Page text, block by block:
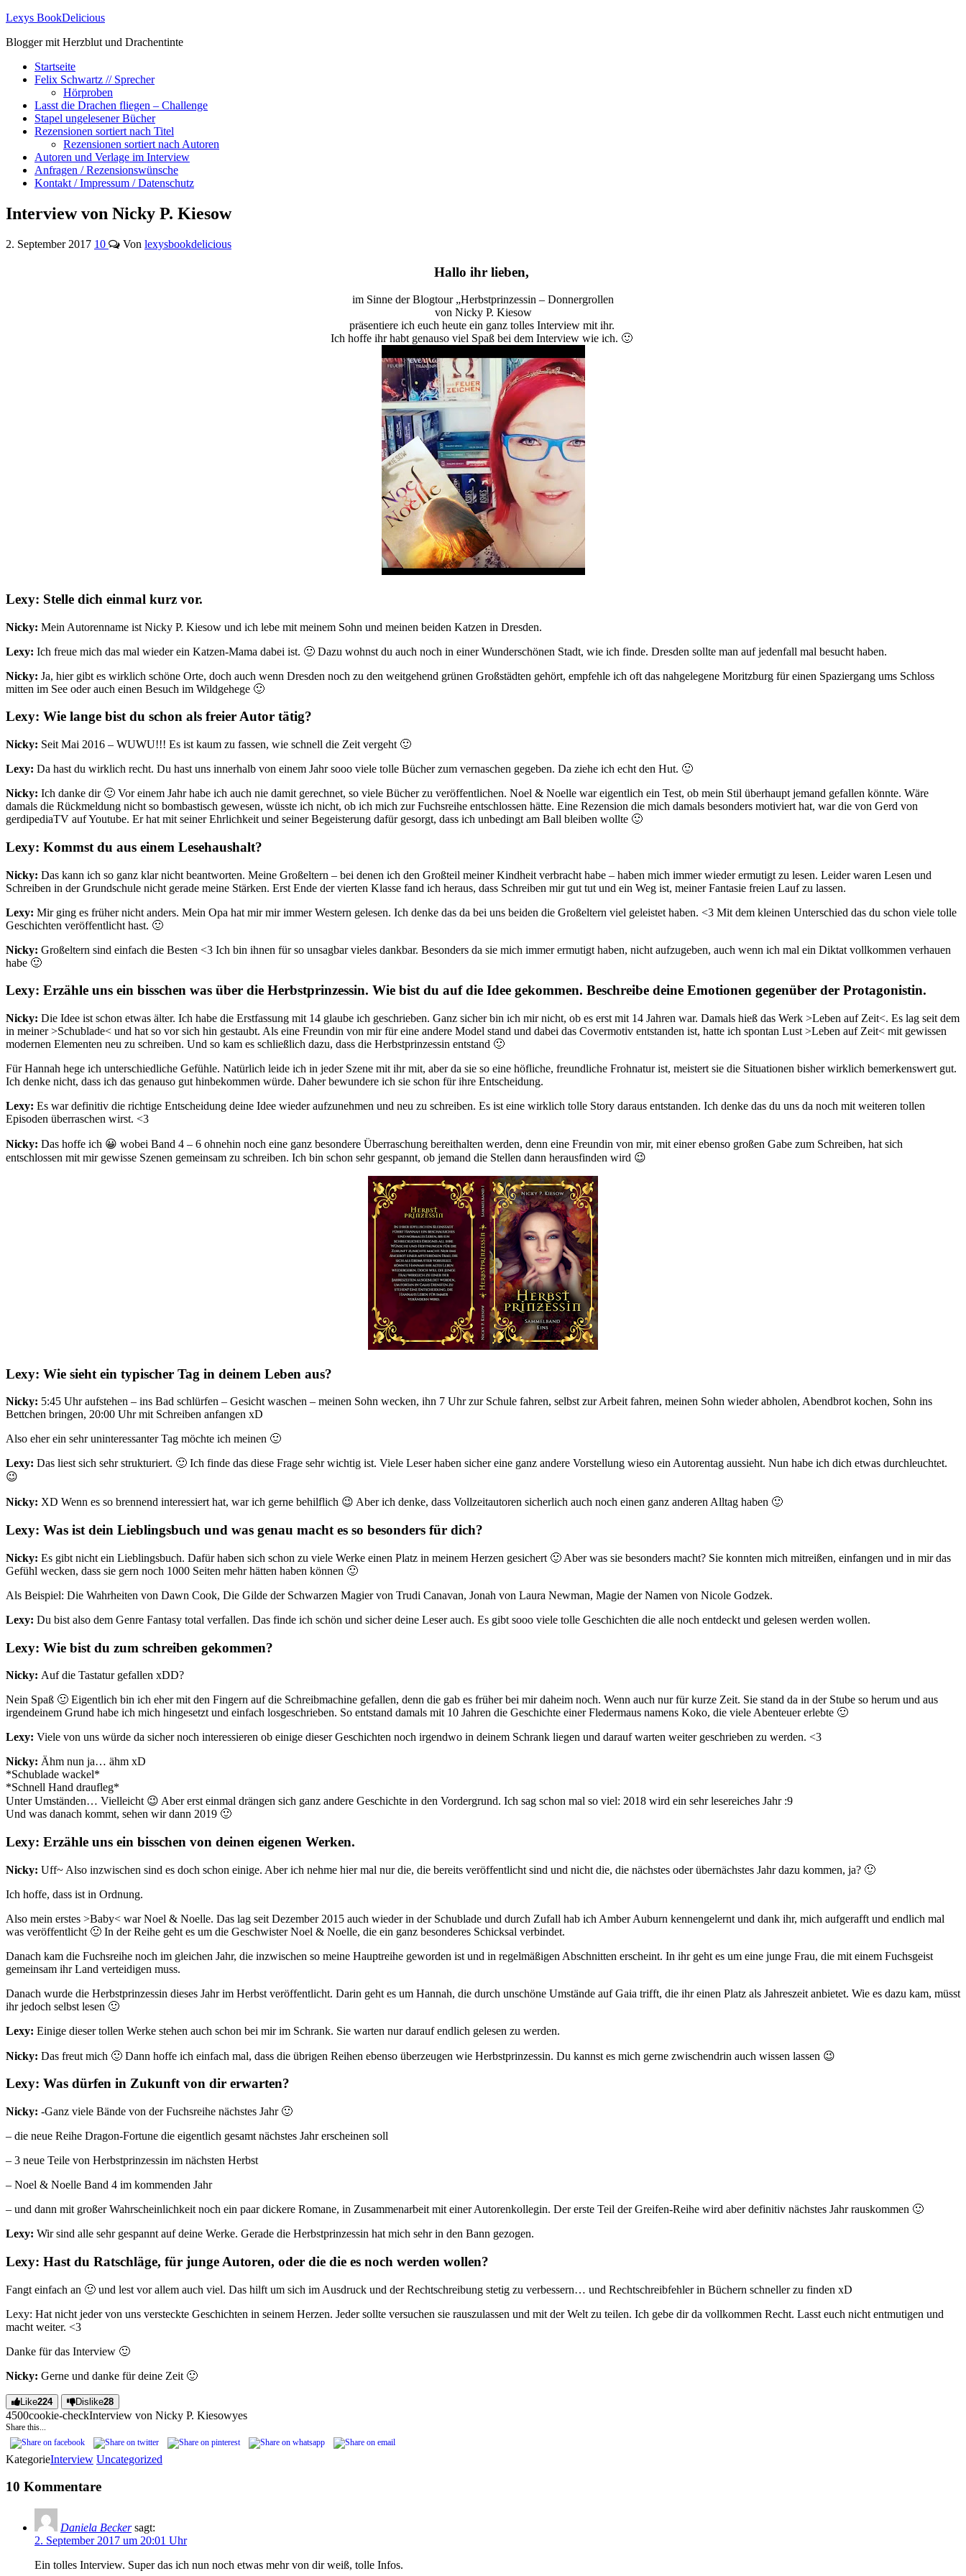
Lexys BookDelicious
Blogger mit Herzblut und Drachentinte
Startseite
Felix Schwartz // Sprecher
Hörproben
Lasst die Drachen fliegen – Challenge
Stapel ungelesener Bücher
Rezensionen sortiert nach Titel
Rezensionen sortiert nach Autoren
Autoren und Verlage im Interview
Anfragen / Rezensionswünsche
Kontakt / Impressum / Datenschutz
Interview von Nicky P. Kiesow
2. September 2017 10 Von lexysbookdelicious
Hallo ihr lieben,
im Sinne der Blogtour „Herbstprinzessin – Donnergrollen
von Nicky P. Kiesow
präsentiere ich euch heute ein ganz tolles Interview mit ihr.
Ich hoffe ihr habt genauso viel Spaß bei dem Interview wie ich. 🙂
Lexy: Stelle dich einmal kurz vor.
Nicky: Mein Autorenname ist Nicky P. Kiesow und ich lebe mit meinem Sohn und meinen beiden Katzen in Dresden.
Lexy: Ich freue mich das mal wieder ein Katzen-Mama dabei ist. 🙂 Dazu wohnst du auch noch in einer Wunderschönen Stadt, wie ich finde. Dresden sollte man auf jedenfall mal besucht haben.
Nicky: Ja, hier gibt es wirklich schöne Orte, doch auch wenn Dresden noch zu den weitgehend grünen Großstädten gehört, empfehle ich oft das nahgelegene Moritzburg für einen Spaziergang ums Schloss
mitten im See oder auch einen Besuch im Wildgehege 🙂
Lexy: Wie lange bist du schon als freier Autor tätig?
Nicky: Seit Mai 2016 – WUWU!!! Es ist kaum zu fassen, wie schnell die Zeit vergeht 🙂
Lexy: Da hast du wirklich recht. Du hast uns innerhalb von einem Jahr sooo viele tolle Bücher zum vernaschen gegeben. Da ziehe ich echt den Hut. 🙂
Nicky: Ich danke dir 🙂 Vor einem Jahr habe ich auch nie damit gerechnet, so viele Bücher zu veröffentlichen. Noel & Noelle war eigentlich ein Test, ob mein Stil überhaupt jemand gefallen könnte. Wäre
damals die Rückmeldung nicht so bombastisch gewesen, wüsste ich nicht, ob ich mich zur Fuchsreihe entschlossen hätte. Eine Rezension die mich damals besonders motiviert hat, war die von Gerd von
gerdipediaTV auf Youtube. Er hat mit seiner Ehrlichkeit und seiner Begeisterung dafür gesorgt, dass ich unbedingt am Ball bleiben wollte 🙂
Lexy: Kommst du aus einem Lesehaushalt?
Nicky: Das kann ich so ganz klar nicht beantworten. Meine Großeltern – bei denen ich den Großteil meiner Kindheit verbracht habe – haben mich immer wieder ermutigt zu lesen. Leider waren Lesen und
Schreiben in der Grundschule nicht gerade meine Stärken. Erst Ende der vierten Klasse fand ich heraus, dass Schreiben mir gut tut und ein Weg ist, meiner Fantasie freien Lauf zu lassen.
Lexy: Mir ging es früher nicht anders. Mein Opa hat mir mir immer Western gelesen. Ich denke das da bei uns beiden die Großeltern viel geleistet haben. <3 Mit dem kleinen Unterschied das du schon viele tolle
Geschichten veröffentlicht hast. 🙂
Nicky: Großeltern sind einfach die Besten <3 Ich bin ihnen für so unsagbar vieles dankbar. Besonders da sie mich immer ermutigt haben, nicht aufzugeben, auch wenn ich mal ein Diktat vollkommen verhauen
habe 🙂
Lexy: Erzähle uns ein bisschen was über die Herbstprinzessin. Wie bist du auf die Idee gekommen. Beschreibe deine Emotionen gegenüber der Protagonistin.
Nicky: Die Idee ist schon etwas älter. Ich habe die Erstfassung mit 14 glaube ich geschrieben. Ganz sicher bin ich mir nicht, ob es erst mit 14 Jahren war. Damals hieß das Werk >Leben auf Zeit<. Es lag seit dem
in meiner >Schublade< und hat so vor sich hin gestaubt. Als eine Freundin von mir für eine andere Model stand und dabei das Covermotiv entstanden ist, hatte ich spontan Lust >Leben auf Zeit< mit gewissen
modernen Elementen neu zu schreiben. Und so kam es schließlich dazu, dass die Herbstprinzessin entstand 🙂
Für Hannah hege ich unterschiedliche Gefühle. Natürlich leide ich in jeder Szene mit ihr mit, aber da sie so eine höfliche, freundliche Frohnatur ist, meistert sie die Situationen bisher wirklich bemerkenswert gut.
Ich denke nicht, dass ich das genauso gut hinbekommen würde. Daher bewundere ich sie schon für ihre Entscheidung.
Lexy: Es war definitiv die richtige Entscheidung deine Idee wieder aufzunehmen und neu zu schreiben. Es ist eine wirklich tolle Story daraus entstanden. Ich denke das du uns da noch mit weiteren tollen
Episoden überraschen wirst. <3
Nicky: Das hoffe ich 😀 wobei Band 4 – 6 ohnehin noch eine ganz besondere Überraschung bereithalten werden, denn eine Freundin von mir, mit einer ebenso großen Gabe zum Schreiben, hat sich
entschlossen mit mir gewisse Szenen gemeinsam zu schreiben. Ich bin schon sehr gespannt, ob jemand die Stellen dann herausfinden wird 😉
Lexy: Wie sieht ein typischer Tag in deinem Leben aus?
Nicky: 5:45 Uhr aufstehen – ins Bad schlürfen – Gesicht waschen – meinen Sohn wecken, ihn 7 Uhr zur Schule fahren, selbst zur Arbeit fahren, meinen Sohn wieder abholen, Abendbrot kochen, Sohn ins
Bettchen bringen, 20:00 Uhr mit Schreiben anfangen xD
Also eher ein sehr uninteressanter Tag möchte ich meinen 🙂
Lexy: Das liest sich sehr strukturiert. 🙂 Ich finde das diese Frage sehr wichtig ist. Viele Leser haben sicher eine ganz andere Vorstellung wieso ein Autorentag aussieht. Nun habe ich dich etwas durchleuchtet.
😉
Nicky: XD Wenn es so brennend interessiert hat, war ich gerne behilflich 😉 Aber ich denke, dass Vollzeitautoren sicherlich auch noch einen ganz anderen Alltag haben 🙂
Lexy: Was ist dein Lieblingsbuch und was genau macht es so besonders für dich?
Nicky: Es gibt nicht ein Lieblingsbuch. Dafür haben sich schon zu viele Werke einen Platz in meinem Herzen gesichert 🙂 Aber was sie besonders macht? Sie konnten mich mitreißen, einfangen und in mir das
Gefühl wecken, dass sie gern noch 1000 Seiten mehr hätten haben können 🙂
Als Beispiel: Die Wahrheiten von Dawn Cook, Die Gilde der Schwarzen Magier von Trudi Canavan, Jonah von Laura Newman, Magie der Namen von Nicole Godzek.
Lexy: Du bist also dem Genre Fantasy total verfallen. Das finde ich schön und sicher deine Leser auch. Es gibt sooo viele tolle Geschichten die alle noch entdeckt und gelesen werden wollen.
Lexy: Wie bist du zum schreiben gekommen?
Nicky: Auf die Tastatur gefallen xDD?
Nein Spaß 🙂 Eigentlich bin ich eher mit den Fingern auf die Schreibmachine gefallen, denn die gab es früher bei mir daheim noch. Wenn auch nur für kurze Zeit. Sie stand da in der Stube so herum und aus
irgendeinem Grund habe ich mich hingesetzt und einfach losgeschrieben. So entstand damals mit 10 Jahren die Geschichte einer Fledermaus namens Koko, die viele Abenteuer erlebte 🙂
Lexy: Viele von uns würde da sicher noch interessieren ob einige dieser Geschichten noch irgendwo in deinem Schrank liegen und darauf warten weiter geschrieben zu werden. <3
Nicky: Ähm nun ja… ähm xD
*Schublade wackel*
*Schnell Hand draufleg*
Unter Umständen… Vielleicht 😉 Aber erst einmal drängen sich ganz andere Geschichte in den Vordergrund. Ich sag schon mal so viel: 2018 wird ein sehr lesereiches Jahr :9
Und was danach kommt, sehen wir dann 2019 🙂
Lexy: Erzähle uns ein bisschen von deinen eigenen Werken.
Nicky: Uff~ Also inzwischen sind es doch schon einige. Aber ich nehme hier mal nur die, die bereits veröffentlicht sind und nicht die, die nächstes oder übernächstes Jahr dazu kommen, ja? 🙂
Ich hoffe, dass ist in Ordnung.
Also mein erstes >Baby< war Noel & Noelle. Das lag seit Dezember 2015 auch wieder in der Schublade und durch Zufall hab ich Amber Auburn kennengelernt und dank ihr, mich aufgerafft und endlich mal
was veröffentlicht 🙂 In der Reihe geht es um die Geschwister Noel & Noelle, die ein ganz besonderes Schicksal verbindet.
Danach kam die Fuchsreihe noch im gleichen Jahr, die inzwischen so meine Hauptreihe geworden ist und in regelmäßigen Abschnitten erscheint. In ihr geht es um eine junge Frau, die mit einem Fuchsgeist
gemeinsam ihr Land verteidigen muss.
Danach wurde die Herbstprinzessin dieses Jahr im Herbst veröffentlicht. Darin geht es um Hannah, die durch unschöne Umstände auf Gaia trifft, die ihr einen Platz als Jahreszeit anbietet. Wie es dazu kam, müsst
ihr jedoch selbst lesen 🙂
Lexy: Einige dieser tollen Werke stehen auch schon bei mir im Schrank. Sie warten nur darauf endlich gelesen zu werden.
Nicky: Das freut mich 🙂 Dann hoffe ich einfach mal, dass die übrigen Reihen ebenso überzeugen wie Herbstprinzessin. Du kannst es mich gerne zwischendrin auch wissen lassen 😉
Lexy: Was dürfen in Zukunft von dir erwarten?
Nicky: -Ganz viele Bände von der Fuchsreihe nächstes Jahr 🙂
– die neue Reihe Dragon-Fortune die eigentlich gesamt nächstes Jahr erscheinen soll
– 3 neue Teile von Herbstprinzessin im nächsten Herbst
– Noel & Noelle Band 4 im kommenden Jahr
– und dann mit großer Wahrscheinlichkeit noch ein paar dickere Romane, in Zusammenarbeit mit einer Autorenkollegin. Der erste Teil der Greifen-Reihe wird aber definitiv nächstes Jahr rauskommen 🙂
Lexy: Wir sind alle sehr gespannt auf deine Werke. Gerade die Herbstprinzessin hat mich sehr in den Bann gezogen.
Lexy: Hast du Ratschläge, für junge Autoren, oder die die es noch werden wollen?
Fangt einfach an 🙂 und lest vor allem auch viel. Das hilft um sich im Ausdruck und der Rechtschreibung stetig zu verbessern… und Rechtschreibfehler in Büchern schneller zu finden xD
Lexy: Hat nicht jeder von uns versteckte Geschichten in seinem Herzen. Jeder sollte versuchen sie rauszulassen und mit der Welt zu teilen. Ich gebe dir da vollkommen Recht. Lasst euch nicht entmutigen und
macht weiter. <3
Danke für das Interview 🙂
Nicky: Gerne und danke für deine Zeit 🙂
Like224 Dislike28
4500cookie-checkInterview von Nicky P. Kiesowyes
Share this...
KategorieInterview Uncategorized
10 Kommentare
Daniela Becker sagt:
2. September 2017 um 20:01 Uhr
Ein tolles Interview. Super das ich nun noch etwas mehr von dir weiß, tolle Infos.